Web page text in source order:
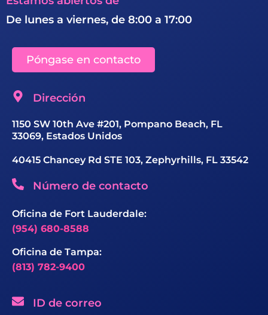
De lunes a viernes, de 8:00 a 17:00
Póngase en contacto
Dirección
1150 SW 10th Ave #201, Pompano Beach, FL
33069, Estados Unidos
40415 Chancey Rd STE 103, Zephyrhills, FL 33542
Número de contacto
Oficina de Fort Lauderdale:
(954) 680-8588
Oficina de Tampa:
(813) 782-9400
ID de correo